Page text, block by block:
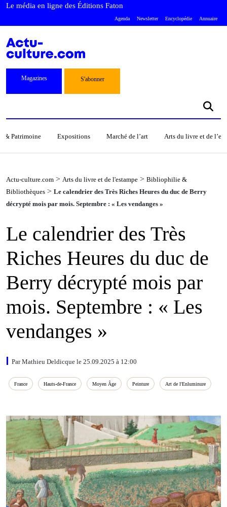
Le média en ligne des Éditions Faton
Agenda Newsletter Encyclopédie Annuaire
Magazines S'abonner
& Patrimoine Expositions Marché de l’art Arts du livre et de
Actu-culture.com > Arts du livre et de l'estampe > Bibliophilie &
Bibliothèques > Le calendrier des Très Riches Heures du duc de Berry
décrypté mois par mois. Septembre : « Les vendanges »
Le calendrier des Très
Riches Heures du duc de
Berry décrypté mois par
mois. Septembre : « Les
vendanges »
Par Mathieu Deldicque le 25.09.2025 à 12:00
France Hauts‑de‑France Moyen Âge Peinture Art de l'Enluminure